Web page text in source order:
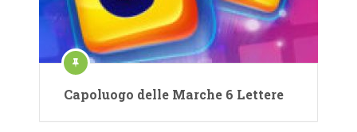
Capoluogo delle Marche 6 Lettere